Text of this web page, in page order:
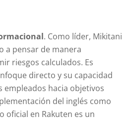
. Como líder, Mikitani
a pensar de manera
riesgos calculados. Es
directo y su capacidad
empleados hacia objetivos
del inglés como
oficial en Rakuten es un